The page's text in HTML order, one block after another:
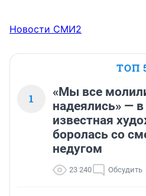
Новости СМИ2
ТОП
1
«Мы все
надеялись» —
известная
боролась со
недугом
23 240 Обсудить